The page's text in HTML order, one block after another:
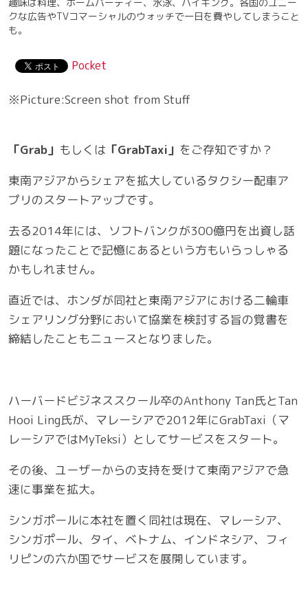
クな広告やTVコマーシャルのウォッチで一日を費やしてしまうこと
も。
Pocket
※Picture:Screen shot from Stuff
「Grab」 もしくは 「GrabTaxi」 をご存知ですか？
東南アジアからシェアを拡大しているタクシー配車ア
プリのスタートアップです。
去る2014年には、ソフトバンクが300億円を出資し話
題になったことで記憶にあるという方もいらっしゃる
かもしれません。
直近では、ホンダが同社と東南アジアにおける二輪車
シェアリング分野において協業を検討する旨の覚書を
締結したこともニュースとなりました。
ハーバードビジネススクール卒のAnthony Tan氏とTan
Hooi Ling氏が、マレーシアで2012年にGrabTaxi（マ
レーシアではMyTeksi）としてサービスをスタート。
その後、ユーザーからの支持を受けて東南アジアで急
速に事業を拡大。
シンガポールに本社を置く同社は現在、マレーシア、
シンガポール、タイ、ベトナム、インドネシア、フィ
リピンの六か国でサービスを展開しています。